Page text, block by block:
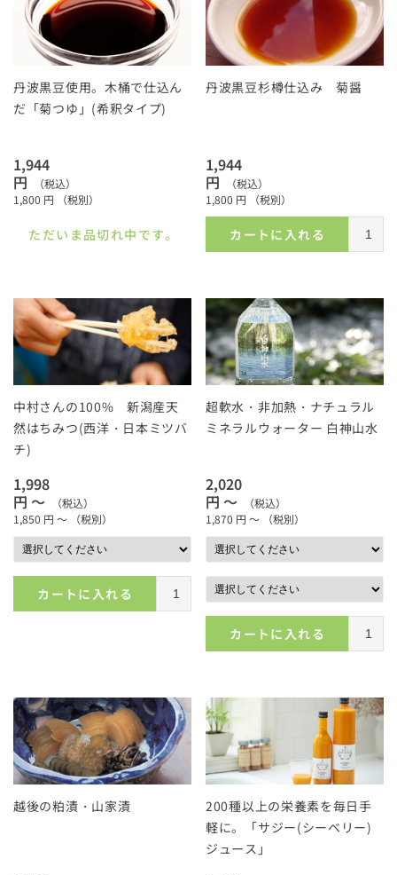
丹波黒豆使用。木桶で仕込ん
だ「菊つゆ」(希釈タイプ)
1,944
円
（税込）
1,800 円 （税別）
ただいま品切れ中です。
丹波黒豆杉樽仕込み 菊醤
1,944
円
（税込）
1,800 円 （税別）
カートに入れる
中村さんの100% 新潟産天
然はちみつ(西洋・日本ミツバ
チ)
1,998
円 ～
（税込）
1,850 円 ～ （税別）
カートに入れる
超軟水・非加熱・ナチュラル
ミネラルウォーター 白神山水
2,020
円 ～
（税込）
1,870 円 ～ （税別）
カートに入れる
越後の粕漬・山家漬
200種以上の栄養素を毎日手
軽に。「サジー(シーベリー)
ジュース」